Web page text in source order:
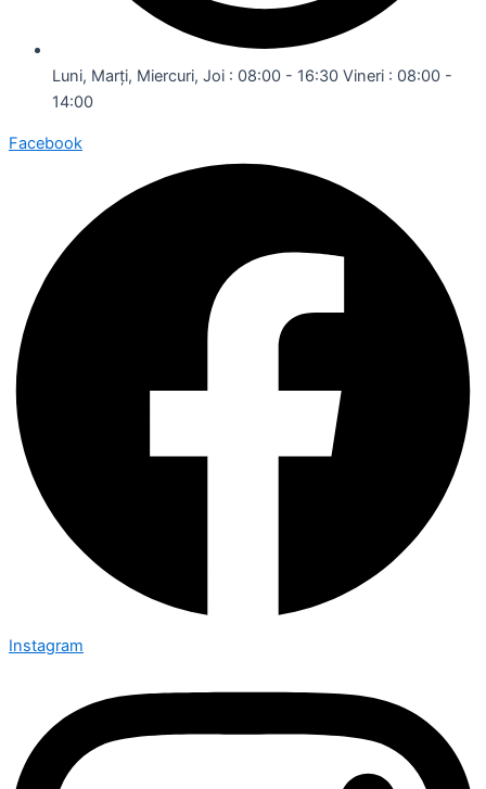
Luni, Marți, Miercuri, Joi : 08:00 - 16:30 Vineri : 08:00 -
14:00
Facebook
Instagram